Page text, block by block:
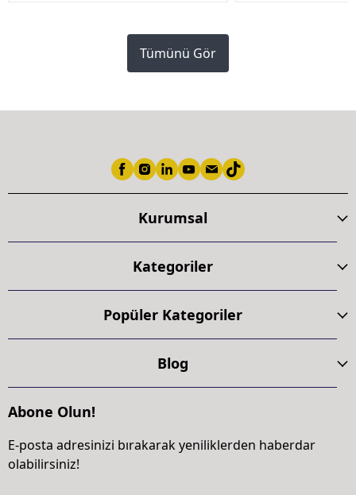
Tümünü Gör
Kurumsal
Kategoriler
Popüler Kategoriler
Blog
Abone Olun!
E-posta adresinizi bırakarak yeniliklerden haberdar
olabilirsiniz!